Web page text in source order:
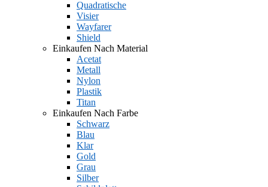
Quadratische
Visier
Wayfarer
Shield
Einkaufen Nach Material
Acetat
Metall
Nylon
Plastik
Titan
Einkaufen Nach Farbe
Schwarz
Blau
Klar
Gold
Grau
Silber